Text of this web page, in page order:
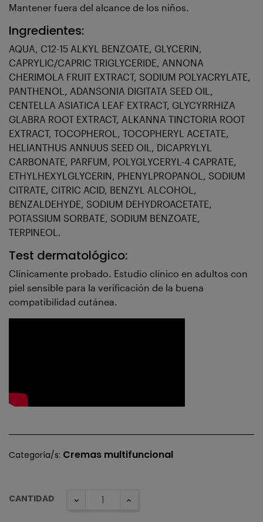
Mantener fuera del alcance de los niños.
Ingredientes:
AQUA, C12-15 ALKYL BENZOATE, GLYCERIN,
CAPRYLIC/CAPRIC TRIGLYCERIDE, ANNONA
CHERIMOLA FRUIT EXTRACT, SODIUM POLYACRYLATE,
PANTHENOL, ADANSONIA DIGITATA SEED OIL,
CENTELLA ASIATICA LEAF EXTRACT, GLYCYRRHIZA
GLABRA ROOT EXTRACT, ALKANNA TINCTORIA ROOT
EXTRACT, TOCOPHEROL, TOCOPHERYL ACETATE,
HELIANTHUS ANNUUS SEED OIL, DICAPRYLYL
CARBONATE, PARFUM, POLYGLYCERYL-4 CAPRATE,
ETHYLHEXYLGLYCERIN, PHENYLPROPANOL, SODIUM
CITRATE, CITRIC ACID, BENZYL ALCOHOL,
BENZALDEHYDE, SODIUM DEHYDROACETATE,
POTASSIUM SORBATE, SODIUM BENZOATE,
TERPINEOL.
Test dermatológico:
Clínicamente probado. Estudio clínico en adultos con
piel sensible para la verificación de la buena
compatibilidad cutánea.
Categoría/s: Cremas multifuncional
CANTIDAD